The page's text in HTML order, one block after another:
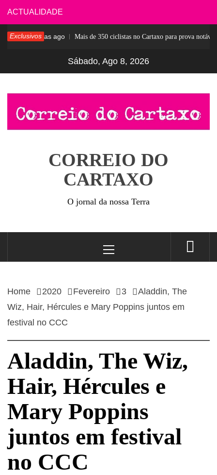
Skip
to
content
ACTUALIDADE
Exclusivos6 dias ago Mais de 350 ciclistas no Cartaxo para prova notável
Sábado, Ago 8, 2026
CORREIO DO
CARTAXO
O jornal da nossa Terra
Menu
Home 2020 Fevereiro 3
Aladdin, The
Wiz, Hair, Hércules e Mary Poppins juntos em
festival no CCC
Aladdin, The Wiz,
Hair, Hércules e
Mary Poppins
juntos em festival
no CCC